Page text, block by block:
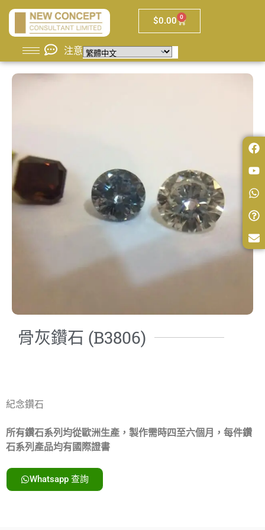
$0.00 0
注意
骨灰鑽石 (B3806)
紀念鑽石
所有鑽石系列均從歐洲生產，製作需時四至六個月，每件鑽
石系列產品均有國際證書
Whatsapp 查詢